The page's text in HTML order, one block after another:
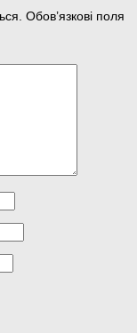
Обов’язкові поля